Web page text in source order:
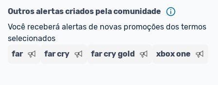
Outros alertas criados pela comunidade
Você receberá alertas de novas promoções dos termos
selecionados
far
far cry far cry gold xbox one